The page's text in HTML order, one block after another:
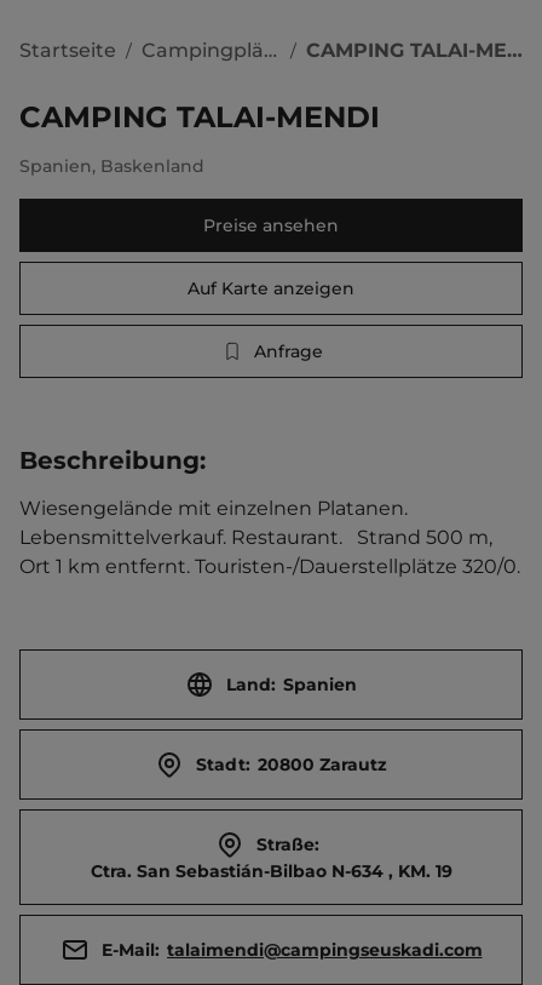
Startseite / Campingplätze / CAMPING TALAI-MENDI
CAMPING TALAI-MENDI
Spanien, Baskenland
Preise ansehen
Auf Karte anzeigen
Anfrage
Beschreibung:
Wiesengelände mit einzelnen Platanen.
Lebensmittelverkauf. Restaurant.   Strand 500 m,
Ort 1 km entfernt. Touristen-/Dauerstellplätze 320/0.
Land: Spanien
Stadt: 20800 Zarautz
Straße:
Ctra. San Sebastián-Bilbao N-634 , KM. 19
E-Mail: talaimendi@campingseuskadi.com